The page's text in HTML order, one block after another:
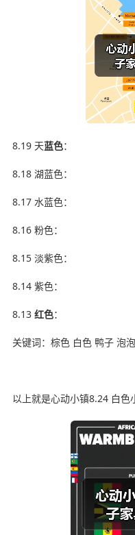
8.19 天蓝色：
8.18 湖蓝色：
8.17 水蓝色：
8.16 粉色：
8.15 淡紫色：
8.14 紫色：
8.13 红色：
关键词：棕色 白色 鸭子 泡
以上就是心动小镇8.24 白色